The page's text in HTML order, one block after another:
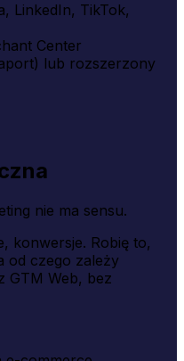
LinkedIn, TikTok,
Center
lub rozszerzony
nie ma sensu.
konwersje. Robię to,
od czego zależy
GTM Web, bez